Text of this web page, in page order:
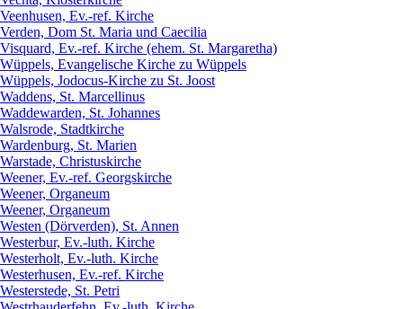
Veenhusen, Ev.-ref. Kirche
Verden, Dom St. Maria und Caecilia
Visquard, Ev.-ref. Kirche (ehem. St. Margaretha)
Wüppels, Evangelische Kirche zu Wüppels
Wüppels, Jodocus-Kirche zu St. Joost
Waddens, St. Marcellinus
Waddewarden, St. Johannes
Walsrode, Stadtkirche
Wardenburg, St. Marien
Warstade, Christuskirche
Weener, Ev.-ref. Georgskirche
Weener, Organeum
Weener, Organeum
Westen (Dörverden), St. Annen
Westerbur, Ev.-luth. Kirche
Westerholt, Ev.-luth. Kirche
Westerhusen, Ev.-ref. Kirche
Westerstede, St. Petri